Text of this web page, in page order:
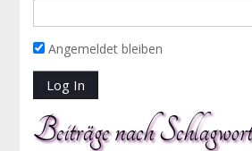
Angemeldet bleiben
Beiträge nach Schlagwort